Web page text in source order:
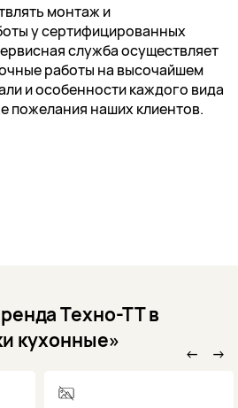
монтаж и
у сертифицированных
служба осуществляет
работы на высочайшем
и особенности каждого вида
пожелания наших клиентов.
Техно-ТТ в
кухонные»
← →